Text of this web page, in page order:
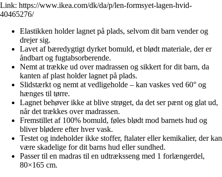
Link: https://www.ikea.com/dk/da/p/len-formsyet-lagen-hvid-
40465276/
Elastikken holder lagnet på plads, selvom dit barn vender og
drejer sig.
Lavet af bæredygtigt dyrket bomuld, et blødt materiale, der er
åndbart og fugtabsorberende.
Nemt at trække ud over madrassen og sikkert for dit barn, da
kanten af plast holder lagnet på plads.
Slidstærkt og nemt at vedligeholde – kan vaskes ved 60° og
hænges til tørre.
Lagnet behøver ikke at blive strøget, da det ser pænt og glat ud,
når det trækkes over madrassen.
Fremstillet af 100% bomuld, føles blødt mod barnets hud og
bliver blødere efter hver vask.
Testet og indeholder ikke stoffer, ftalater eller kemikalier, der kan
være skadelige for dit barns hud eller sundhed.
Passer til en madras til en udtræksseng med 1 forlængerdel,
80×165 cm.